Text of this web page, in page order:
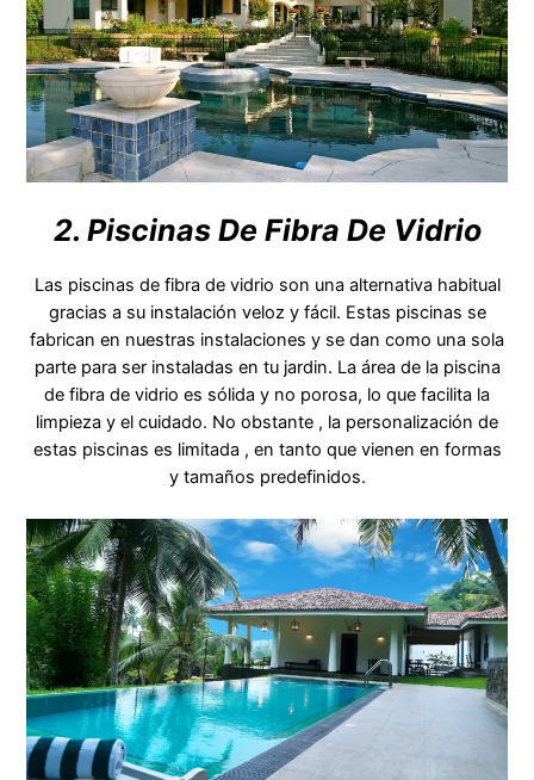
2. Piscinas De Fibra De Vidrio
Las piscinas de fibra de vidrio son una alternativa habitual
gracias a su instalación veloz y fácil. Estas piscinas se
fabrican en nuestras instalaciones y se dan como una sola
parte para ser instaladas en tu jardin. La área de la piscina
de fibra de vidrio es sólida y no porosa, lo que facilita la
limpieza y el cuidado. No obstante , la personalización de
estas piscinas es limitada , en tanto que vienen en formas
y tamaños predefinidos.